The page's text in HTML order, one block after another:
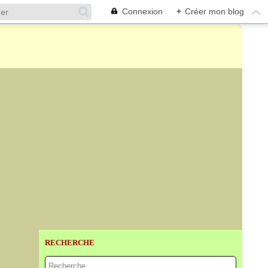
Connexion + Créer mon blog
RECHERCHE